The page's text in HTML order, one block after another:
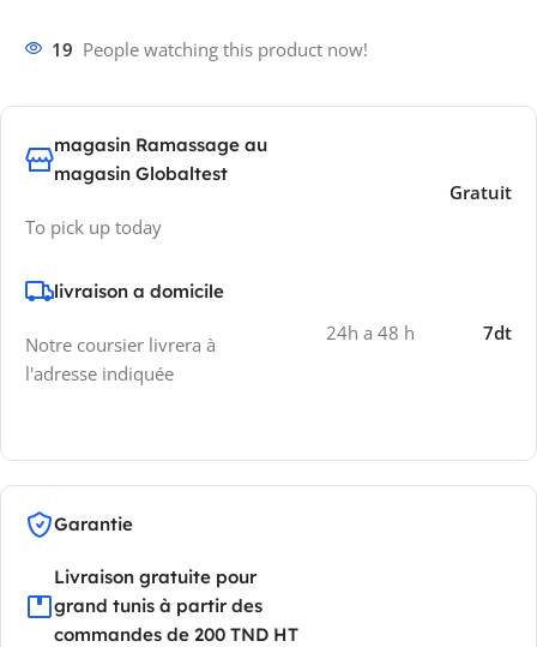
19 People watching this product now!
magasin Ramassage au
magasin Globaltest
To pick up today
Gratuit
livraison a domicile
Notre coursier livrera à
l'adresse indiquée
24h a 48 h 7dt
Garantie
Livraison gratuite pour
grand tunis à partir des
commandes de 200 TND HT